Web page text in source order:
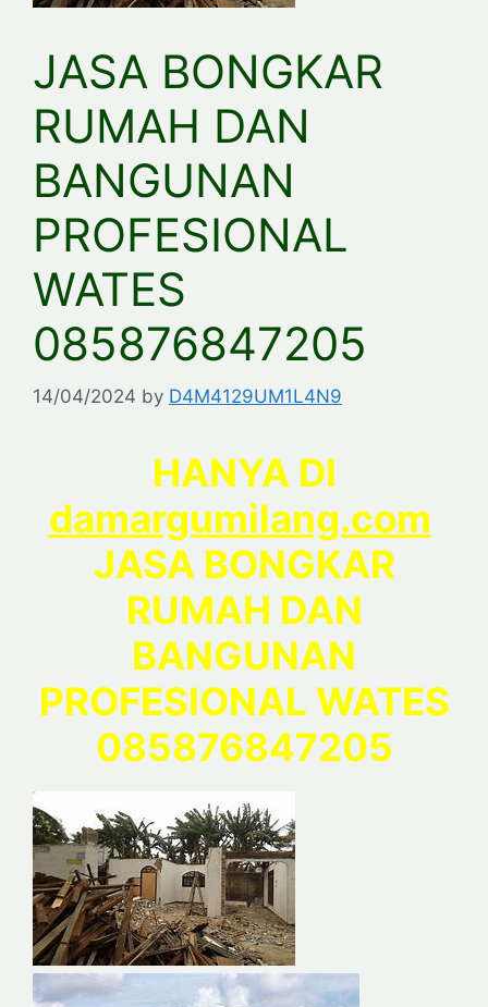
JASA BONGKAR
RUMAH DAN
BANGUNAN
PROFESIONAL
WATES
085876847205
14/04/2024 by D4M4129UM1L4N9
HANYA DI
damargumilang.com
JASA BONGKAR
RUMAH DAN
BANGUNAN
PROFESIONAL WATES
085876847205